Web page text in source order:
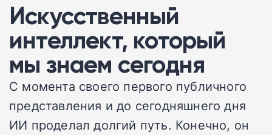
Искусственный
интеллект, который
мы знаем сегодня
С момента своего первого публичного
представления и до сегодняшнего дня
ИИ проделал долгий путь. Конечно, он